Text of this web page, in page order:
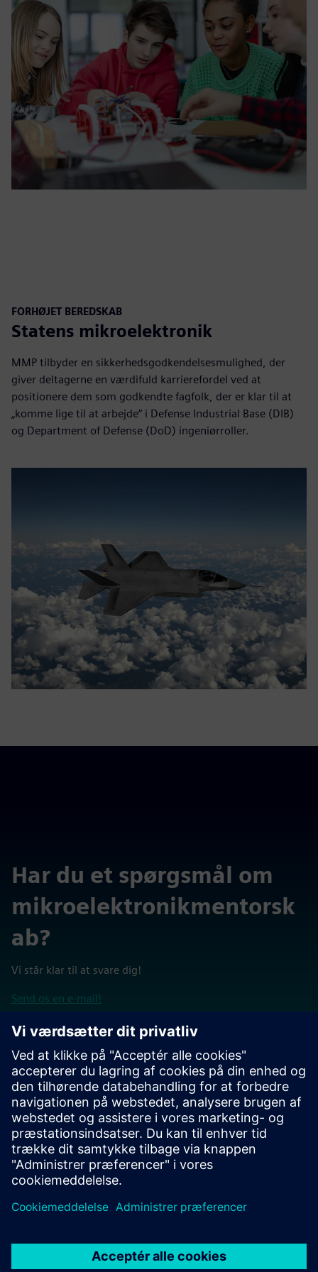
FORHØJET BEREDSKAB
Statens mikroelektronik
MMP tilbyder en sikkerhedsgodkendelsesmulighed, der
giver deltagerne en værdifuld karrierefordel ved at
positionere dem som godkendte fagfolk, der er klar til at
„komme lige til at arbejde“ i Defense Industrial Base (DIB)
og Department of Defense (DoD) ingeniørroller.
Har du et spørgsmål om
mikroelektronikmentorsk
ab?
Vi står klar til at svare dig!
Send os en e-mail!
eller
Kontakt os på 1-800-547-3000 eller 1-503-685-8000
Tilbage til Siemens Xcelerator Academy hovedside